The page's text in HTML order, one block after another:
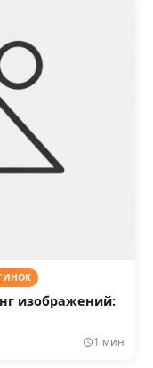
изображений:
1 мин